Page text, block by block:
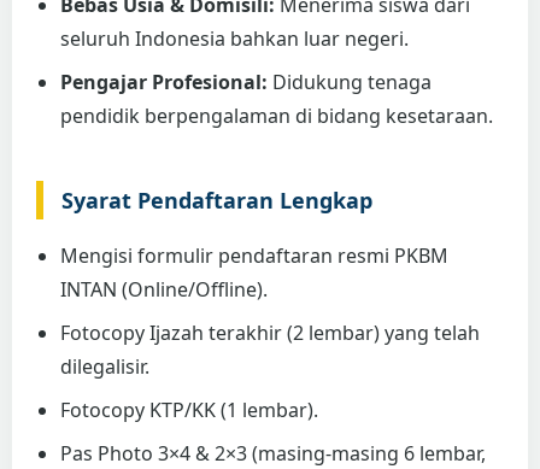
Bebas Usia & Domisili: Menerima siswa dari
seluruh Indonesia bahkan luar negeri.
Pengajar Profesional: Didukung tenaga
pendidik berpengalaman di bidang kesetaraan.
Syarat Pendaftaran Lengkap
Mengisi formulir pendaftaran resmi PKBM
INTAN (Online/Offline).
Fotocopy Ijazah terakhir (2 lembar) yang telah
dilegalisir.
Fotocopy KTP/KK (1 lembar).
Pas Photo 3×4 & 2×3 (masing-masing 6 lembar,